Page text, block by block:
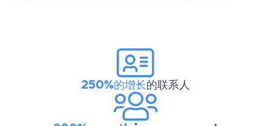
250%的增长的联系人